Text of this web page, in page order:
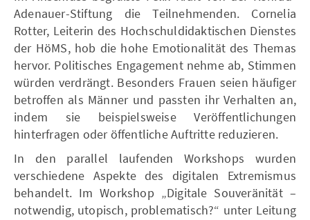
Adenauer-Stiftung die Teilnehmenden. Cornelia
Rotter, Leiterin des Hochschuldidaktischen Dienstes
der HöMS, hob die hohe Emotionalität des Themas
hervor. Politisches Engagement nehme ab, Stimmen
würden verdrängt. Besonders Frauen seien häufiger
betroffen als Männer und passten ihr Verhalten an,
indem sie beispielsweise Veröffentlichungen
hinterfragen oder öffentliche Auftritte reduzieren.
In den parallel laufenden Workshops wurden
verschiedene Aspekte des digitalen Extremismus
behandelt. Im Workshop „Digitale Souveränität –
notwendig, utopisch, problematisch?“ unter Leitung